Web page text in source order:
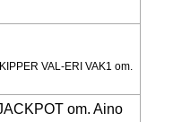
VAL-ERI VAK1 om.
om. Aino